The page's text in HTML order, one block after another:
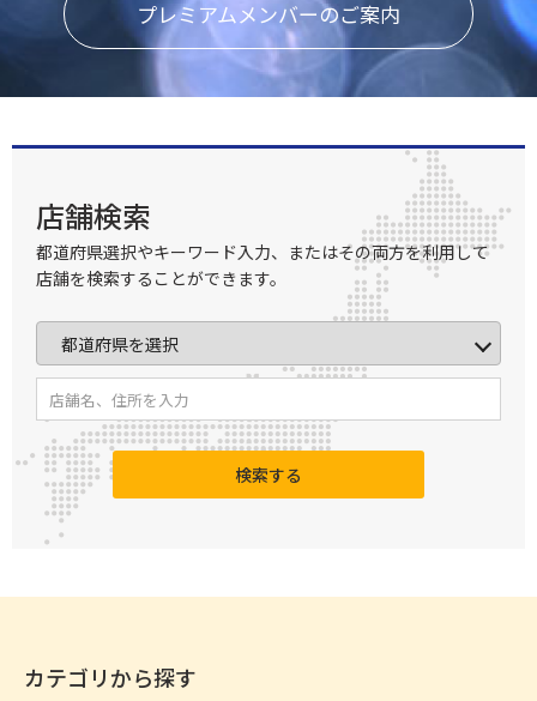
プレミアムメンバーのご案内
店舗検索
都道府県選択やキーワード入力、またはその両方を利用して
店舗を検索することができます。
検索する
カテゴリから探す